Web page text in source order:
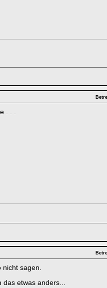
. . .
nicht sagen.
das etwas anders...